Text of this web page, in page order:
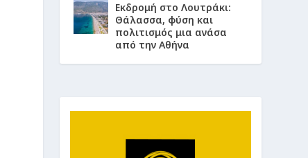
Εκδρομή στο Λουτράκι:
Θάλασσα, φύση και
πολιτισμός μια ανάσα
από την Αθήνα